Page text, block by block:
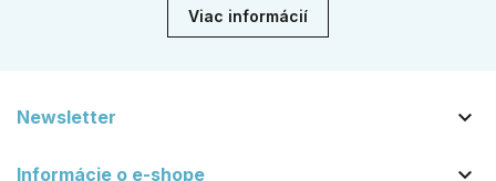
Viac informácií
Newsletter 
Informácie o e-shope 